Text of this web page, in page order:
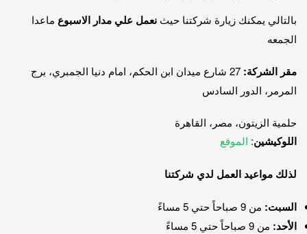
بالتالي يمكنك زيارة شركتنا حيث نعمل علي مدار الاسبوع ماعدا
الجمعه
مقر الشركة:
27 شارع ميدان ابن الحكم، امام دنيا الجمبري، برج
المرمر، الدور السادس
حلمية الزيتون، مصر، القاهرة
اللوكيشين: الموقع
لذلك مواعيد العمل لدي شركتنا
السبت: من 9 صباحاً حتي 5 مساءً
الأحد: من 9 صباحاً حتي 5 مساءً